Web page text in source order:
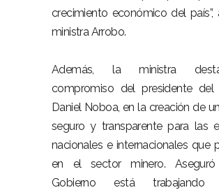
crecimiento económico del país”,
ministra Arrobo.
Además, la ministra
compromiso del presidente del
Daniel Noboa, en la creación de
seguro y transparente para las
nacionales e internacionales que
en el sector minero.
Gobierno está